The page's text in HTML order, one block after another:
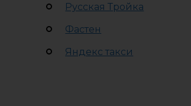
Русская Тройка
Фастен
Яндекс такси